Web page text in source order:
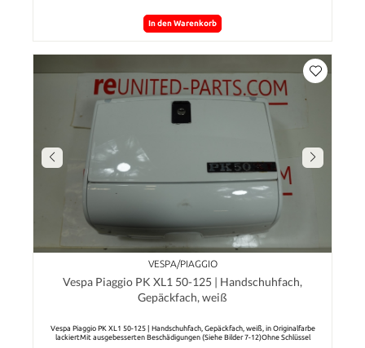
In den Warenkorb
VESPA/PIAGGIO
Vespa Piaggio PK XL1 50-125 | Handschuhfach,
Gepäckfach, weiß
Vespa Piaggio PK XL1 50-125 | Handschuhfach, Gepäckfach, weiß, in Originalfarbe
lackiertMit ausgebesserten Beschädigungen (Siehe Bilder 7-12)Ohne Schlüssel